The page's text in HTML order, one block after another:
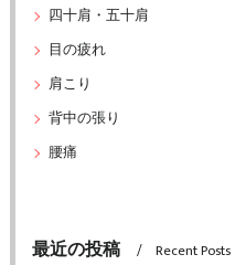
四十肩・五十肩
目の疲れ
肩こり
背中の張り
腰痛
最近の投稿 Recent Posts